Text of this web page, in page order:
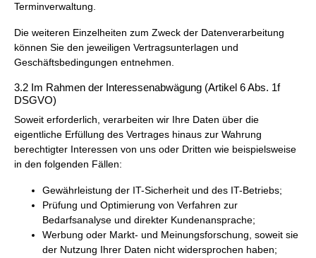
Terminverwaltung.
Die weiteren Einzelheiten zum Zweck der Datenverarbeitung
können Sie den jeweiligen Vertragsunterlagen und
Geschäftsbedingungen entnehmen.
3.2 Im Rahmen der Interessenabwägung (Artikel 6 Abs. 1f
DSGVO)
Soweit erforderlich, verarbeiten wir Ihre Daten über die
eigentliche Erfüllung des Vertrages hinaus zur Wahrung
berechtigter Interessen von uns oder Dritten wie beispielsweise
in den folgenden Fällen:
Gewährleistung der IT-Sicherheit und des IT-Betriebs;
Prüfung und Optimierung von Verfahren zur
Bedarfsanalyse und direkter Kundenansprache;
Werbung oder Markt- und Meinungsforschung, soweit sie
der Nutzung Ihrer Daten nicht widersprochen haben;